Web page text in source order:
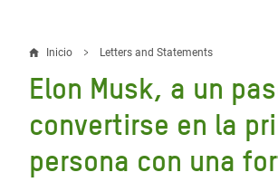
Sobrescribir
enlaces
de
ayuda
Inicio Letters and Statements
Elon Musk, a un
convertirse en la
persona con una